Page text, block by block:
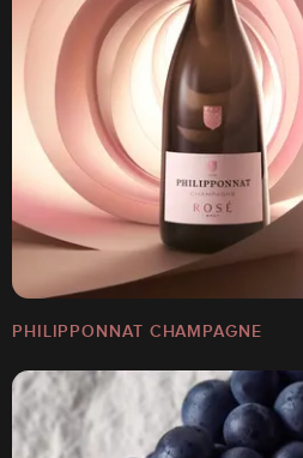
PHILIPPONNAT CHAMPAGNE